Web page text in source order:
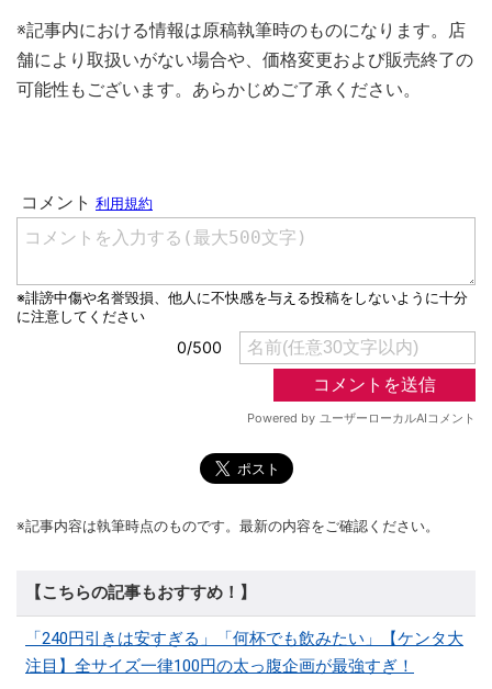
※記事内における情報は原稿執筆時のものになります。店
舗により取扱いがない場合や、価格変更および販売終了の
可能性もございます。あらかじめご了承ください。
※記事内容は執筆時点のものです。最新の内容をご確認ください。
【こちらの記事もおすすめ！】
「240円引きは安すぎる」「何杯でも飲みたい」【ケンタ大
注目】全サイズ一律100円の太っ腹企画が最強すぎ！